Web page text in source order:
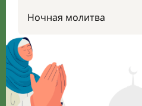
Ночная молитва